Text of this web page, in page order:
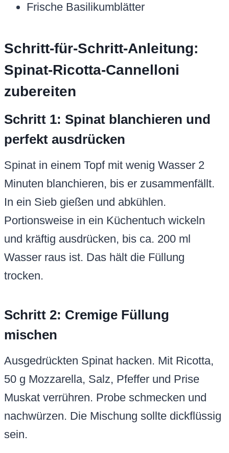
Frische Basilikumblätter
Schritt-für-Schritt-Anleitung:
Spinat-Ricotta-Cannelloni
zubereiten
Schritt 1: Spinat blanchieren und
perfekt ausdrücken
Spinat in einem Topf mit wenig Wasser 2
Minuten blanchieren, bis er zusammenfällt.
In ein Sieb gießen und abkühlen.
Portionsweise in ein Küchentuch wickeln
und kräftig ausdrücken, bis ca. 200 ml
Wasser raus ist. Das hält die Füllung
trocken.
Schritt 2: Cremige Füllung
mischen
Ausgedrückten Spinat hacken. Mit Ricotta,
50 g Mozzarella, Salz, Pfeffer und Prise
Muskat verrühren. Probe schmecken und
nachwürzen. Die Mischung sollte dickflüssig
sein.